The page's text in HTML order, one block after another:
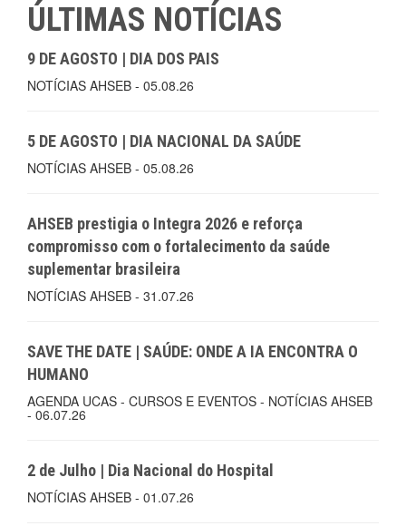
ÚLTIMAS NOTÍCIAS
9 DE AGOSTO | DIA DOS PAIS
NOTÍCIAS AHSEB - 05.08.26
5 DE AGOSTO | DIA NACIONAL DA SAÚDE
NOTÍCIAS AHSEB - 05.08.26
AHSEB prestigia o Integra 2026 e reforça
compromisso com o fortalecimento da saúde
suplementar brasileira
NOTÍCIAS AHSEB - 31.07.26
SAVE THE DATE | SAÚDE: ONDE A IA ENCONTRA O
HUMANO
AGENDA UCAS - CURSOS E EVENTOS - NOTÍCIAS AHSEB
- 06.07.26
2 de Julho | Dia Nacional do Hospital
NOTÍCIAS AHSEB - 01.07.26